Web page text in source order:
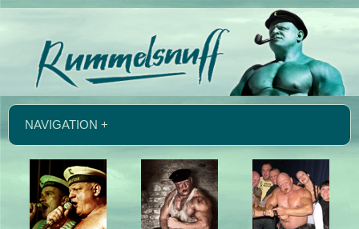
NAVIGATION +